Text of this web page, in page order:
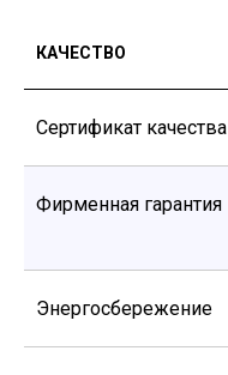
КАЧЕСТВО
Сертификат качества
Фирменная гарантия
Энергосбережение